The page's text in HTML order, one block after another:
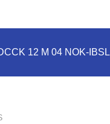
12 M 04 NOK-IBSL